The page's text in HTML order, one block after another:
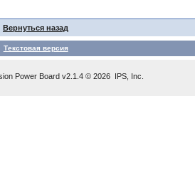
Вернуться назад
Текстовая версия
Power Board v2.1.4 © 2026 IPS, Inc.